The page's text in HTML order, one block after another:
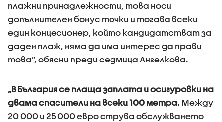
плажни принадлежности, това носи
допълнителен бонус точки и тогава всеки
един концесионер, който кандидатстват за
даден плаж, няма да има интерес да прави
това”, обясни преди седмица Ангелкова.
„В България се плаща заплата и осигуровки на
двама спасители на всеки 100 метра. Между
20 000 и 25 000 евро струва обслужването